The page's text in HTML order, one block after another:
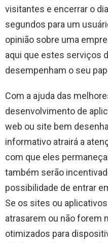
visitantes e encerrar o
segundos para um
opinião sobre uma
aqui que estes serviços
desempenham o seu
Com a ajuda das
desenvolvimento de
web ou site bem
informativo atrairá a
com que eles
também serão
possibilidade de entrar
Se os sites ou
atrasarem ou não forem
otimizados para